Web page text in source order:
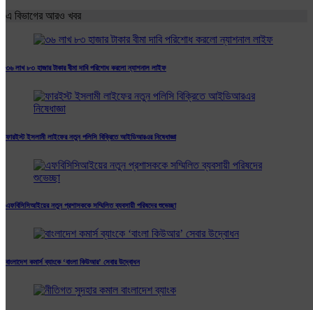
এ বিভাগের আরও খবর
৩৬ লাখ ৮৩ হাজার টাকার বীমা দাবি পরিশোধ করলো ন্যাশনাল লাইফ
ফারইস্ট ইসলামী লাইফের নতুন পলিসি বিক্রিতে আইডিআরএর নিষেধাজ্ঞা
এফবিসিসিআইয়ের নতুন প্রশাসককে সম্মিলিত ব্যবসায়ী পরিষদের শুভেচ্ছা
বাংলাদেশ কমার্স ব্যাংকে ‘বাংলা কিউআর’ সেবার উদ্বোধন